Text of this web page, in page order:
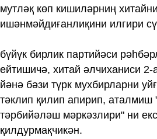
мутләқ көп кишиләрниң
ишәнмәйдиғанлиқини илгири
бүйүк бирлик партийәси
ейтишичә, хитай әлчиханиси 2-
йәнә бәзи түрк мухбирларни
тәклип қилип апирип, аталмиш
тәрбийәләш мәркәзлири" ни
қилдурмақчикән.